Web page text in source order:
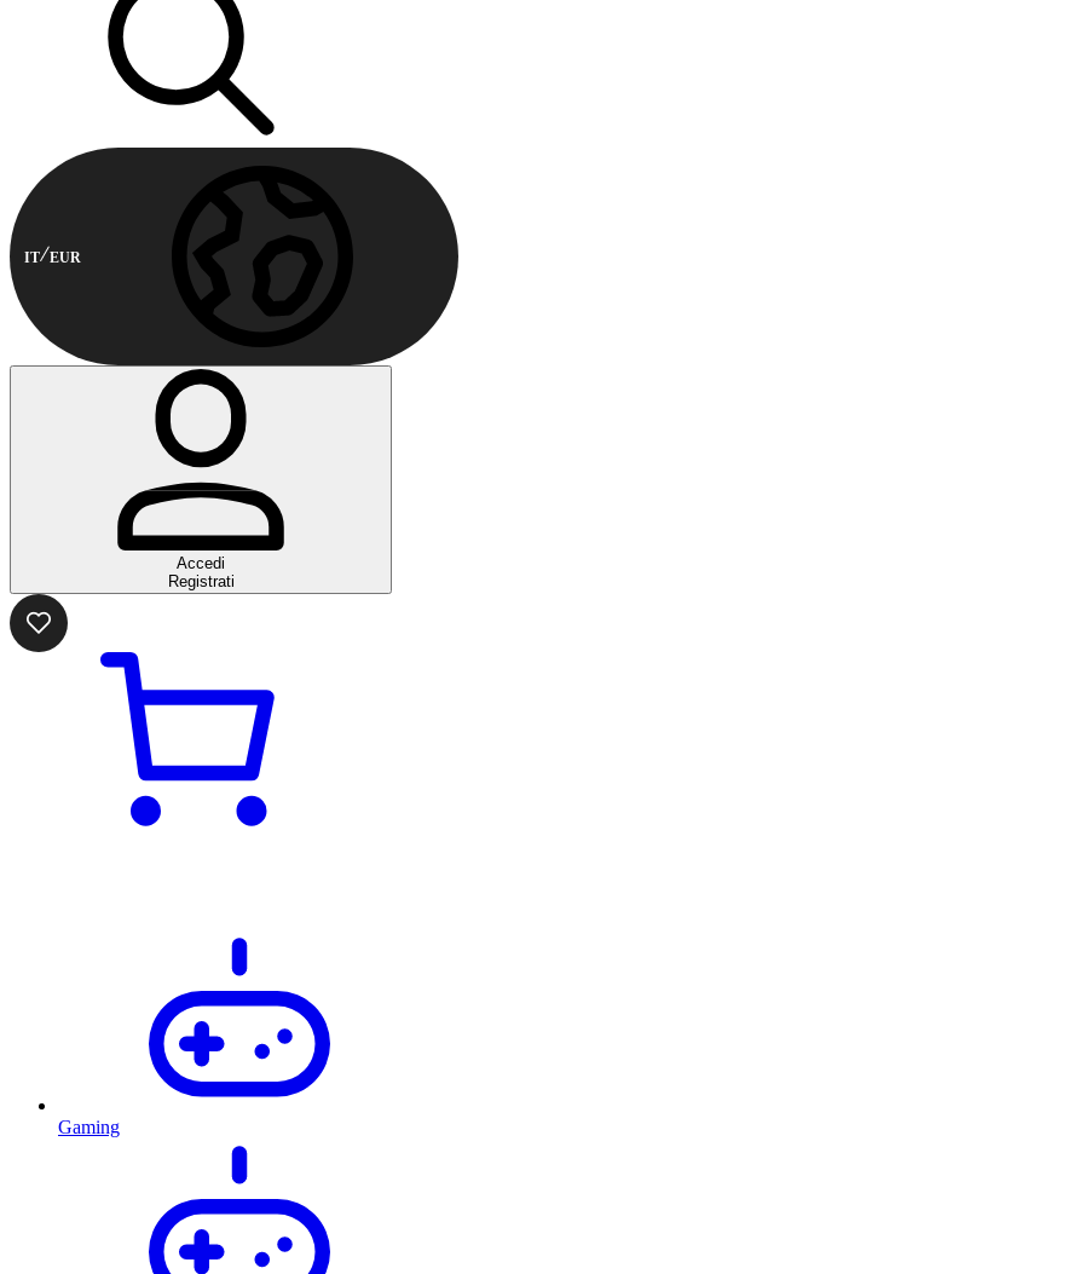
IT EUR
Accedi
Registrati
Gaming